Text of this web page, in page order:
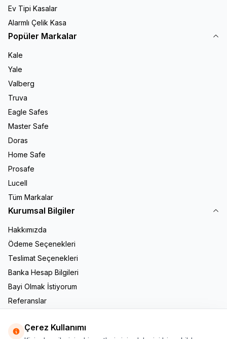
Ev Tipi Kasalar
Alarmlı Çelik Kasa
Popüler Markalar
Kale
Yale
Valberg
Truva
Eagle Safes
Master Safe
Doras
Home Safe
Prosafe
Lucell
Tüm Markalar
Kurumsal Bilgiler
Hakkımızda
Ödeme Seçenekleri
Teslimat Seçenekleri
Banka Hesap Bilgileri
Bayi Olmak İstiyorum
Referanslar
Adres & İletişim
Çerez Kullanımı